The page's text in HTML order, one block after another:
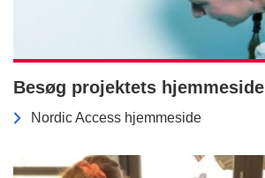
Besøg projektets hjemmeside
Nordic Access hjemmeside